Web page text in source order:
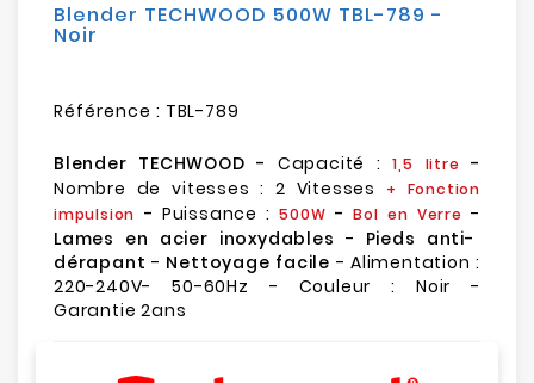
Blender TECHWOOD 500W TBL-789 -
Noir
Référence : TBL-789
Blender TECHWOOD - Capacité : 1,5 litre
-
Nombre de vitesses : 2 Vitesses
+ Fonction
impulsion - Puissance : 500W -Bol en Verre -
Lames en acier inoxydables - Pieds anti-
dérapant - Nettoyage facile - Alimentation :
220-240V- 50-60Hz - Couleur : Noir -
Garantie 2ans